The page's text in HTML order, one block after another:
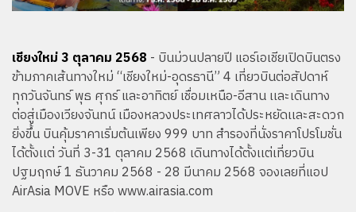
เชียงใหม่ 3 ตุลาคม 2568 - บินม่วนปลายปี แอร์เอเชียเปิดบินตรง
ข้ามภาคเส้นทางใหม่ “เชียงใหม่-อุดรธานี” 4 เที่ยวบินต่อสัปดาห์
ทุกวันจันทร์ พุธ ศุกร์ และอาทิตย์ เชื่อมเหนือ-อีสาน เเละเดินทาง
ต่อสู่เมืองเวียงจันทน์ เมืองหลวงประเทศลาวได้ประหยัดเเละสะดวก
ยิ่งขึ้น บินคุ้มราคาเริ่มต้นเพียง 999 บาท สำรองที่นั่งราคาโปรโมชั่น
ได้ตั้งเเต่ วันที่ 3-31 ตุลาคม 2568 เดินทางได้ตั้งเเต่เที่ยวบิน
ปฐมฤกษ์ 1 ธันวาคม 2568 - 28 มีนาคม 2568 จองเลยที่แอป
AirAsia MOVE หรือwww.airasia.com